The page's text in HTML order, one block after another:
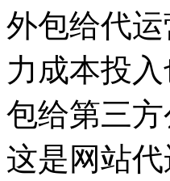
外包给代
力成本投
包给第三
这是网站